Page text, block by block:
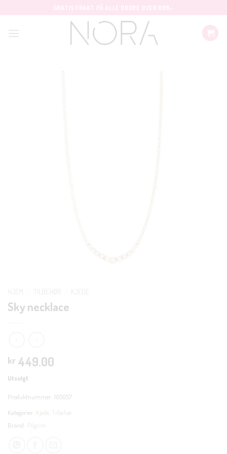
Sky necklace
kr 449.00
Utsolgt
Produktnummer: 105057
Kategorier: Kjede Tilbehør
Brand: Pilgrim